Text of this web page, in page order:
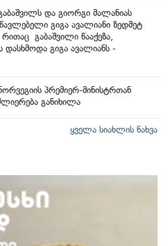
და გიორგი მალანიას
გიგა ავალიანი ზედმეტ
გაბაშვილი წააქეზა,
გიგა ავალიანს -
პრემიერ-მინისტრთან
განიხილა
ყველა სიახლის ნახვა